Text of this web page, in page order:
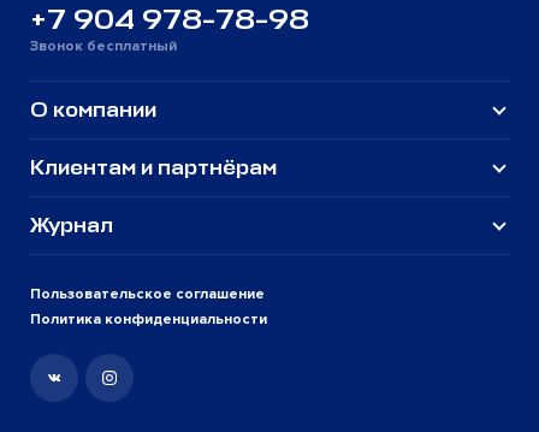
+7 904 978-78-98
Звонок бесплатный
Пользовательское соглашение
Политика конфиденциальности
О компании
Клиентам и партнёрам
Журнал